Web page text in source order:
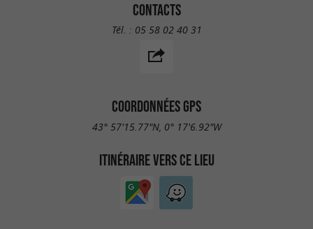
CONTACTS
Tél. : 05 58 02 40 31
COORDONNÉES GPS
43° 57'15.77"N, 0° 17'6.92"W
ITINÉRAIRE VERS CE LIEU